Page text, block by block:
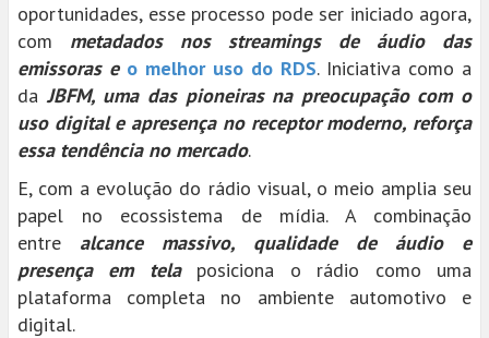
oportunidades, esse processo pode ser iniciado agora,
com metadados nos streamings de áudio das
emissoras e o melhor uso do RDS. Iniciativa como a
daJBFM, uma das pioneiras na preocupação com o
uso digital e apresença no receptor moderno, reforça
essa tendência no mercado.
E, com a evolução do rádio visual, o meio amplia seu
papel no ecossistema de mídia. A combinação
entre alcance massivo, qualidade de áudio e
presença em telaposiciona o rádio como uma
plataforma completa no ambiente automotivo e
digital.